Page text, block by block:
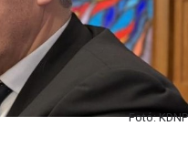
Fotó: KDNP